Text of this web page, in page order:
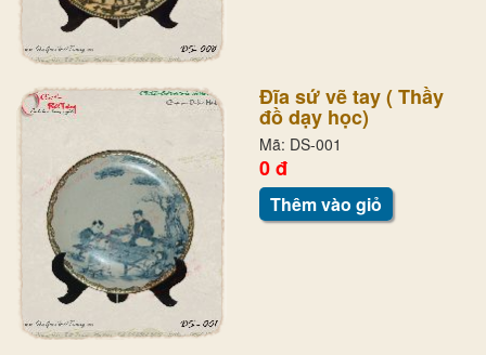
Đĩa sứ vẽ tay ( Thầy
đồ dạy học)
Mã: DS-001
0 đ
Thêm vào giỏ